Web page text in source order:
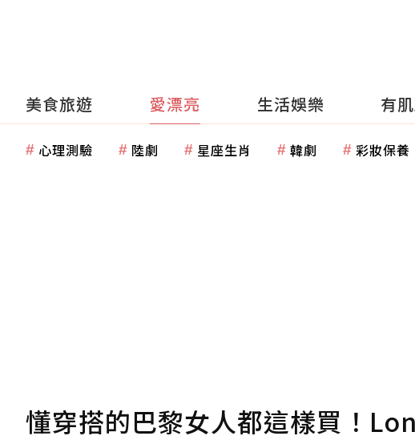
美食旅遊 愛漂亮 生活娛樂 有
心理測驗 陸劇 星座生肖 韓劇 彩妝保養
懂穿搭的巴黎女人都這樣買！